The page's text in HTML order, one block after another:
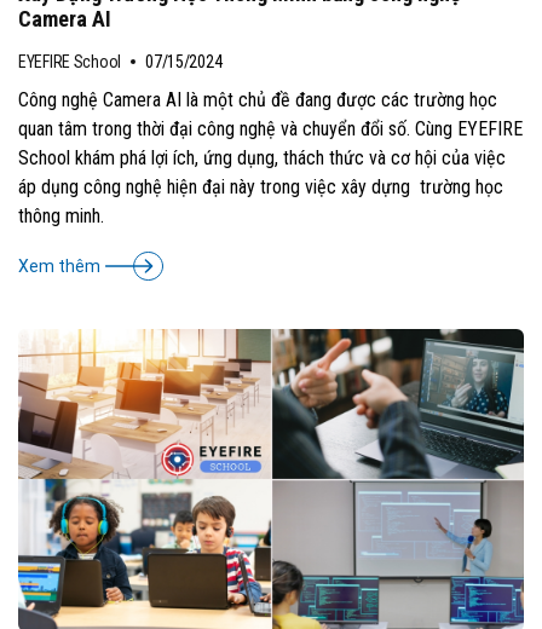
Camera AI
EYEFIRE School 07/15/2024
Công nghệ Camera AI là một chủ đề đang được các trường học
quan tâm trong thời đại công nghệ và chuyển đổi số. Cùng EYEFIRE
School khám phá lợi ích, ứng dụng, thách thức và cơ hội của việc
áp dụng công nghệ hiện đại này trong việc xây dựng trường học
thông minh.
Xem thêm